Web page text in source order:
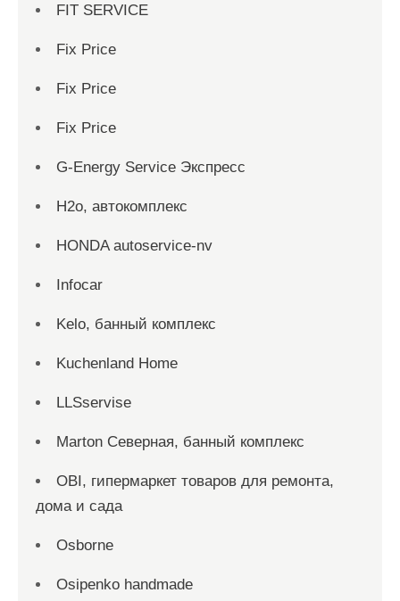
FIT SERVICE
Fix Price
Fix Price
Fix Price
G-Energy Service Экспресс
H2о, автокомплекс
HONDA autoservice-nv
Infocar
Kelo, банный комплекс
Kuchenland Home
LLSservise
Marton Северная, банный комплекс
OBI, гипермаркет товаров для ремонта,
дома и сада
Osborne
Osipenko handmade